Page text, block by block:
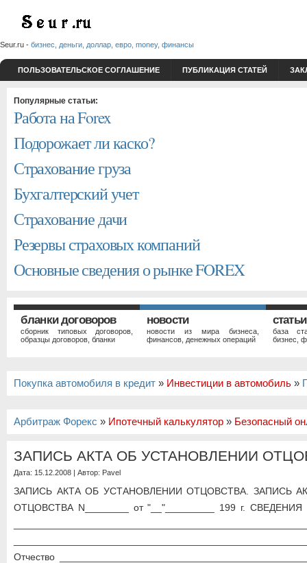
Seur.ru - бизнес, деньги, доллар, евро, money, финансы
ПОЛЬЗОВАТЕЛЬСКОЕ СОГЛАШЕНИЕ ПУБЛИКАЦИЯ СТАТЕЙ
Популярные статьи:
Работа на Forex
Подорожает ли каско?
Страхование груза
Бухгалтерский учет
Страхование дачи
Резервы страховых компаний
Основные сведения о рынке FOREX
бланки договоров
сборник типовых договоров,
образцы договоров, бланки
новости
новости из мира бизнеса,
финансов, денежных операций
статьи
база
бизнес,
Покупка автомобиля в кредит » Инвестиции в автомобиль »
Арбитраж Форекс » Ипотечный калькулятор » Безопасный
ЗАПИСЬ АКТА ОБ УСТАНОВЛЕНИИ
Дата: 15.12.2008 | Автор: Pavel
ЗАПИСЬ АКТА ОБ УСТАНОВЛЕНИИ ОТЦОВСТВА. ЗАПИСЬ
ОТЦОВСТВА N________ от "__"_________ 199 г.
Отчество